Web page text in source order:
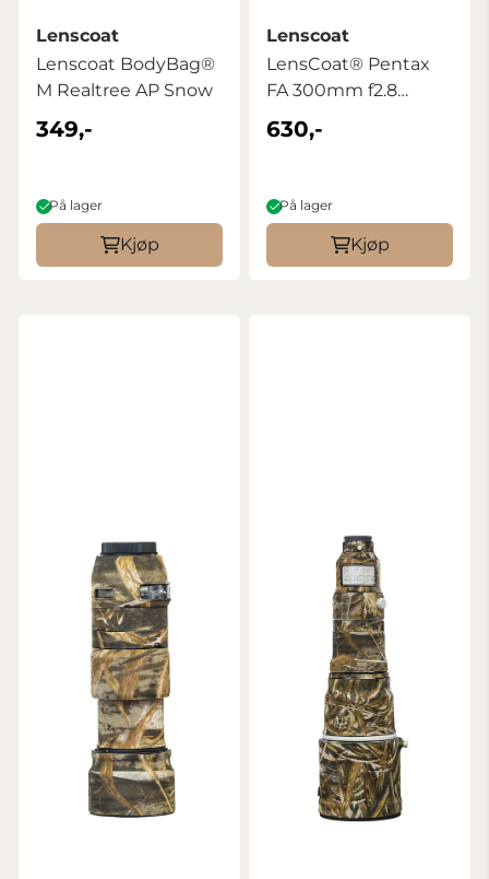
Lenscoat
Lenscoat BodyBag®
M Realtree AP Snow
349,-
På lager
Kjøp
Lenscoat
LensCoat® Pentax
FA 300mm f2.8
Realtree Max4
630,-
På lager
Kjøp